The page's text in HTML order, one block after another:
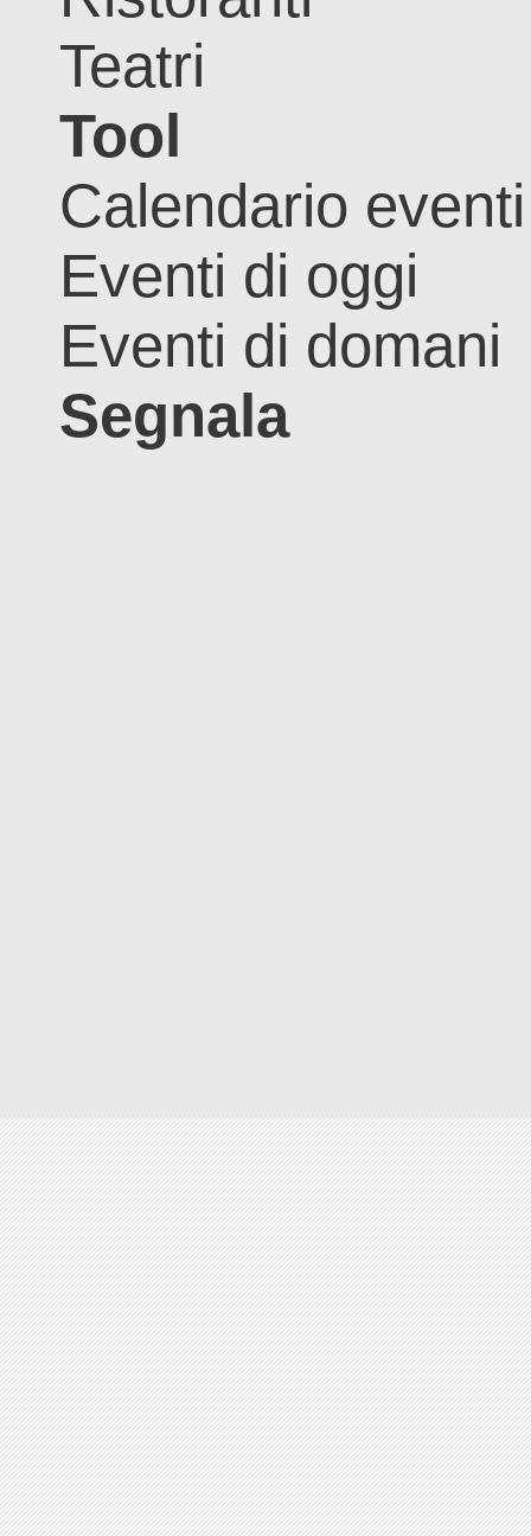
Teatri
Tool
Calendario eventi
Eventi di oggi
Eventi di domani
Segnala